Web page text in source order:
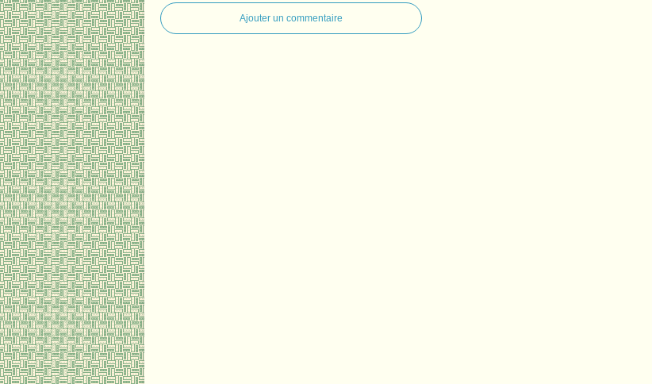
Ajouter un commentaire